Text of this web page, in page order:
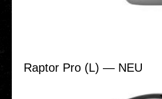
Raptor Pro (L) — NEU